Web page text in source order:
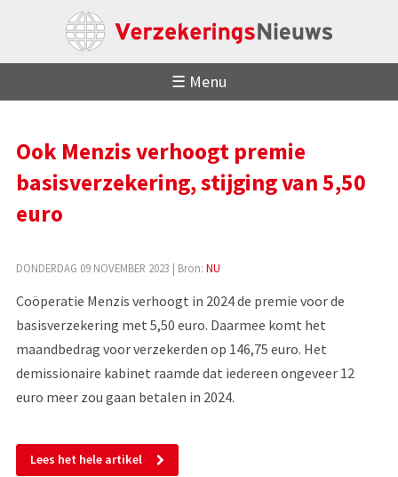
☰ Menu
Ook Menzis verhoogt premie
basisverzekering, stijging van 5,50
euro
DONDERDAG 09 NOVEMBER 2023 | Bron: NU
Coöperatie Menzis verhoogt in 2024 de premie voor de
basisverzekering met 5,50 euro. Daarmee komt het
maandbedrag voor verzekerden op 146,75 euro. Het
demissionaire kabinet raamde dat iedereen ongeveer 12
euro meer zou gaan betalen in 2024.
Lees het hele artikel